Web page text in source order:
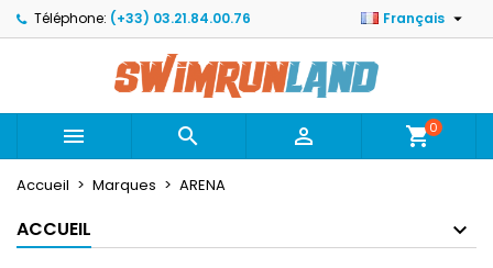
Téléphone: (+33) 03.21.84.00.76 Français 
   shopping_cart0
Accueil Marques ARENA
ACCUEIL
Mes listes ×
Créer une nouvelle liste
((modalTitle)) ×
((confirmMessage))
Créer une liste d'envies ×
Nom de la liste d'envies
Connexion ×
Vous devez être connecté pour ajouter des produits
à votre liste d'envies.